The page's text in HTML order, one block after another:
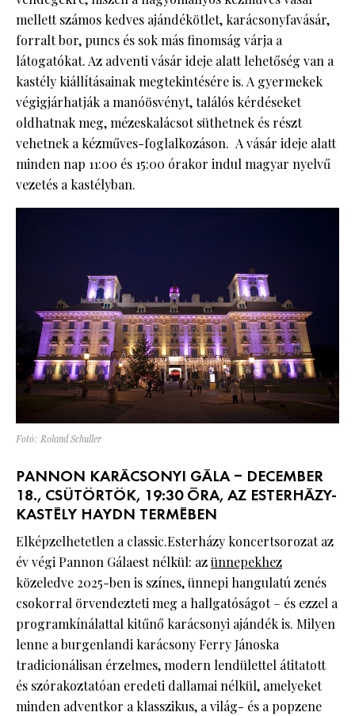
mellett számos kedves ajándékötlet, karácsonyfavásár,
forralt bor, puncs és sok más finomság várja a
látogatókat. Az adventi vásár ideje alatt lehetőség van a
kastély kiállításainak megtekintésére is. A gyermekek
végigjárhatják a manóösvényt, találós kérdéseket
oldhatnak meg, mézeskalácsot süthetnek és részt
vehetnek a kézműves-foglalkozáson. A vásár ideje alatt
minden nap 11:00 és 15:00 órakor indul magyar nyelvű
vezetés a kastélyban.
Fotó: Roland Schuller
PANNON KARÁCSONYI GÁLA – DECEMBER
18., CSÜTÖRTÖK, 19:30 ÓRA, AZ ESTERHÁZY-
KASTÉLY HAYDN TERMÉBEN
Elképzelhetetlen a classic.Esterházy koncertsorozat az
év végi Pannon Gálaest nélkül: azünnepekhez
közeledve 2025-ben is színes, ünnepi hangulatú zenés
csokorral örvendezteti meg a hallgatóságot – és ezzel a
programkínálattal kitűnő karácsonyi ajándék is. Milyen
lenne a burgenlandi karácsony Ferry Jánoska
tradicionálisan érzelmes, modern lendülettel átitatott
és szórakoztatóan eredeti dallamai nélkül, amelyeket
minden adventkor a klasszikus, a világ- és a popzene